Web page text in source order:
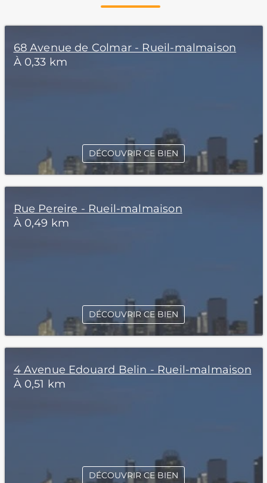
68 Avenue de Colmar - Rueil-malmaison
À 0,33 km
DÉCOUVRIR CE BIEN
Rue Pereire - Rueil-malmaison
À 0,49 km
DÉCOUVRIR CE BIEN
4 Avenue Edouard Belin - Rueil-malmaison
À 0,51 km
DÉCOUVRIR CE BIEN